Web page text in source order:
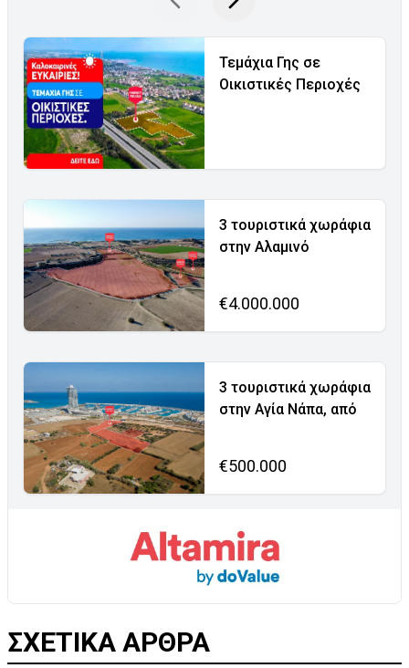
Τεμάχια Γης σε
Οικιστικές Περιοχές
3 τουριστικά χωράφια
στην Αλαμινό
€4.000.000
3 τουριστικά χωράφια
στην Αγία Νάπα, από
€500.000
ΣΧΕΤΙΚΑ ΑΡΘΡΑ